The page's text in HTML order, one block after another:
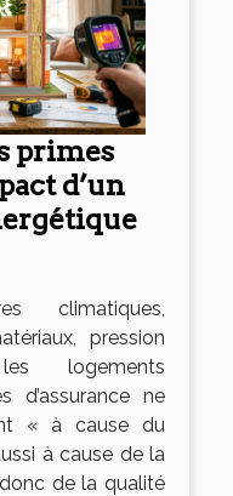
primes
d’un
climatiques,
pression
logements
d’assurance ne
« à cause du
à cause de la
de la qualité